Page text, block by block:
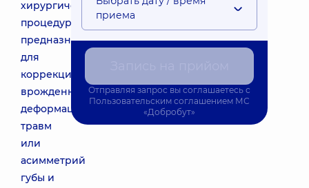
хирургическая
процедура,
предназначенная
для
коррекции
врожденных
деформаций,
травм
или
асимметрий
губы и
приема
Отправляя запрос вы соглашаетесь с
Пользовательским соглашением МС
«Добробут»